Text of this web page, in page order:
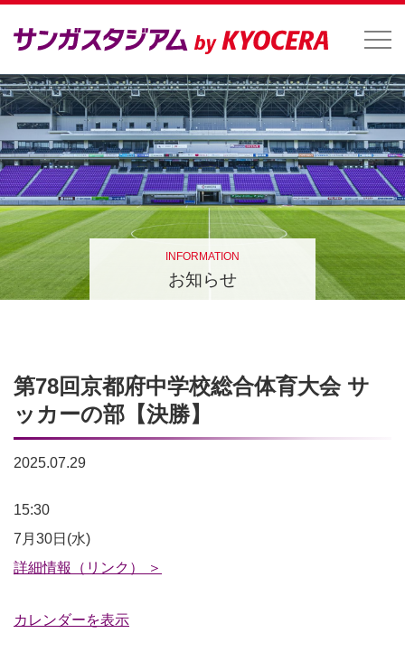
INFORMATION
お知らせ
第78回京都府中学校総合体育大会 サ
ッカーの部【決勝】
2025.07.29
第
78
回
都
15:30
7月30日(水)
詳細情報（リンク） ＞
カレンダーを表示